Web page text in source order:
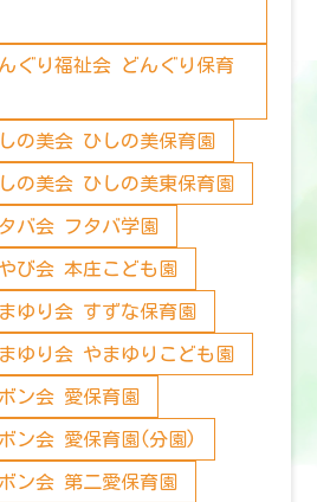
ぐり福祉会 どんぐり保育
の美会 ひしの美保育園
の美会 ひしの美東保育園
バ会 フタバ学園
び会 本庄こども園
ゆり会 すずな保育園
ゆり会 やまゆりこども園
ン会 愛保育園
ン会 愛保育園(分園)
ン会 第二愛保育園